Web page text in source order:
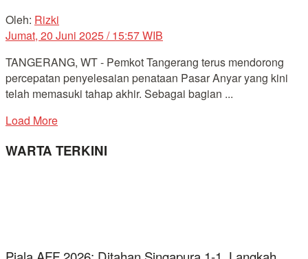
Oleh: Rizki
Jumat, 20 Juni 2025 / 15:57 WIB
TANGERANG, WT - Pemkot Tangerang terus mendorong
percepatan penyelesaian penataan Pasar Anyar yang kini
telah memasuki tahap akhir. Sebagai bagian ...
Load More
WARTA TERKINI